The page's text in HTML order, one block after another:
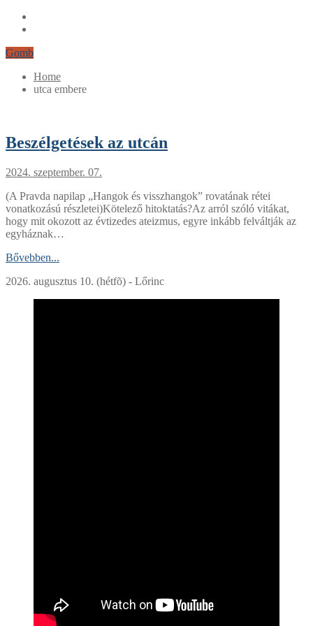
Gomb
Home
utca embere
Beszélgetések az utcán
2024. szeptember. 07.
(A Pravda napilap „Hangok és visszhangok” rovatának rétei
vonatkozású részletei)Kötelező hitoktatás?Az arról szóló vitákat,
hogy mit okozott az évtizedes ateizmus, egyre inkább felváltják az
egyháznak…
Bővebben...
2026. augusztus 10. (hétfõ) - Lőrinc